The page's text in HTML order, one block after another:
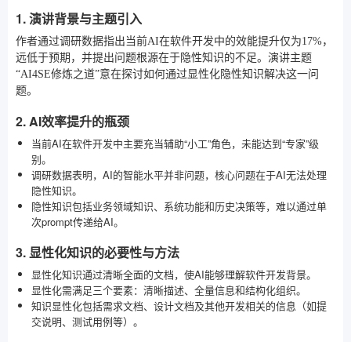
1. 演讲背景与主题引入
作者通过调研数据指出当前AI在软件开发中的效能提升仅为17%，
远低于预期，并提出问题根源在于隐性知识的不足。演讲主题
“AI4SE修炼之道”意在探讨如何通过显性化隐性知识解决这一问
题。
2. AI效率提升的瓶颈
当前AI在软件开发中主要充当辅助“小工”角色，未能达到“专家”级
别。
调研数据表明，AI的智能水平并非问题，核心问题在于AI无法处理
隐性知识。
隐性知识包括业务领域知识、系统功能和历史决策等，难以通过单
次prompt传递给AI。
3. 显性化知识的必要性与方法
显性化知识通过清晰全面的文档，使AI能够理解软件开发背景。
显性化需满足三个要素：清晰描述、全量信息和结构化组织。
知识显性化包括需求文档、设计文档及其他开发相关的信息（如提
交说明、测试用例等）。